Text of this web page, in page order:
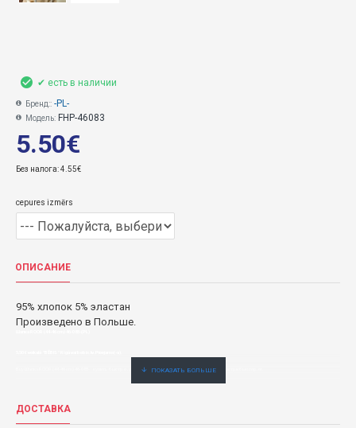
5.50€
Без налога: 4.55€
✔ есть в наличии
Бренд:: -PL-
Модель: FHP-46083
cepures izmērs
ОПИСАНИЕ
95% хлопок 5% эластан
Произведено в Польше.
Buy Шапка ROOR (44-46 cm) 46-083- : купить быстро, удобно и по низкой цене. Официальный дистрибьютер.er.
ДОСТАВКА